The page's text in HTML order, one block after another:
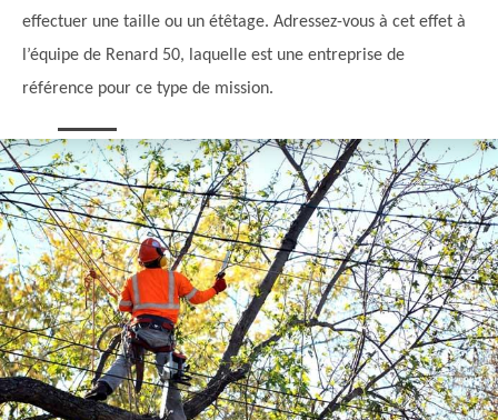
effectuer une taille ou un étêtage. Adressez-vous à cet effet à
l’équipe de Renard 50, laquelle est une entreprise de
référence pour ce type de mission.